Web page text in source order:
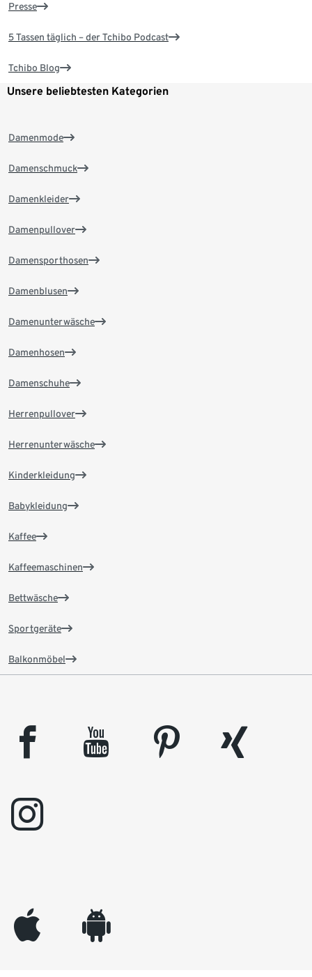
Presse
5 Tassen täglich – der Tchibo Podcast
Tchibo Blog
Unsere beliebtesten Kategorien
Damenmode
Damenschmuck
Damenkleider
Damenpullover
Damensporthosen
Damenblusen
Damenunterwäsche
Damenhosen
Damenschuhe
Herrenpullover
Herrenunterwäsche
Kinderkleidung
Babykleidung
Kaffee
Kaffeemaschinen
Bettwäsche
Sportgeräte
Balkonmöbel
facebook youtube pinterest
xing
instagram
appleinc android